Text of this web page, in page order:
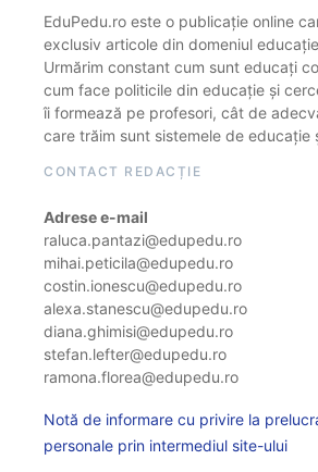
EduPedu.ro este o publicație online
exclusiv articole din domeniul
Urmărim constant cum sunt educați
cum face politicile din educație și
îi formează pe profesori, cât de
care trăim sunt sistemele de educație
CONTACT REDACȚIE
Adrese e-mail
raluca.pantazi@edupedu.ro
mihai.peticila@edupedu.ro
costin.ionescu@edupedu.ro
alexa.stanescu@edupedu.ro
diana.ghimisi@edupedu.ro
stefan.lefter@edupedu.ro
ramona.florea@edupedu.ro
Notă de informare cu privire la
personale prin intermediul site-ului